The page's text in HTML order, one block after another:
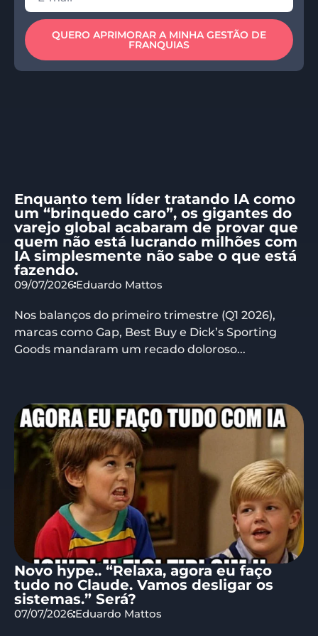
QUERO APRIMORAR A MINHA GESTÃO DE
FRANQUIAS
Enquanto tem líder tratando IA como
um “brinquedo caro”, os gigantes do
varejo global acabaram de provar que
quem não está lucrando milhões com
IA simplesmente não sabe o que está
fazendo.
09/07/2026 Eduardo Mattos
Nos balanços do primeiro trimestre (Q1 2026),
marcas como Gap, Best Buy e Dick’s Sporting
Goods mandaram um recado doloroso...
Novo hype.. “Relaxa, agora eu faço
tudo no Claude. Vamos desligar os
sistemas.” Será?
07/07/2026 Eduardo Mattos